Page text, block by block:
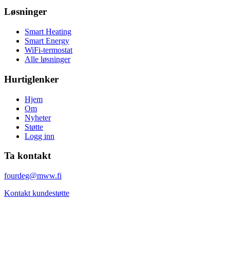
Løsninger
Smart Heating
Smart Energy
WiFi-termostat
Alle løsninger
Hurtiglenker
Hjem
Om
Nyheter
Støtte
Logg inn
Ta kontakt
fourdeg@mww.fi
Kontakt kundestøtte